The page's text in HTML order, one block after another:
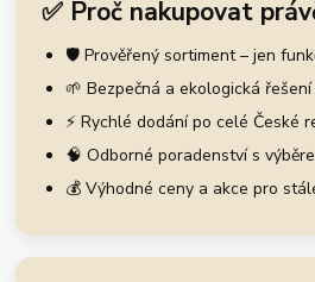
✅ Proč nakupovat
🛡️ Prověřený sortiment – jen
🌱 Bezpečná a ekologická
⚡ Rychlé dodání po celé České
🧠 Odborné poradenství s
💰 Výhodné ceny a akce pro